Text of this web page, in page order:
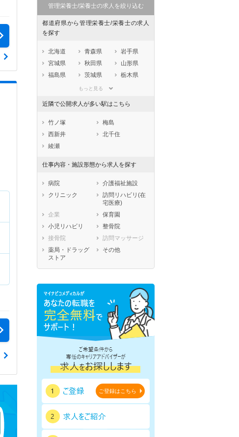
管理栄養士/栄養士の求人を絞り込む
都道府県から管理栄養士/栄養士の求人
を探す
北海道 青森県
岩手県
宮城県
秋田県
山形県
福島県
茨城県
栃木県
埼玉県
石川県
福井県
静岡県
愛知県
滋賀県
鳥取県
島根県
岡山県
広島県
山口県
徳島県
香川県
愛媛県
高知県
長崎県
熊本県
大分県
鹿児島県
沖縄県
もっと見る
近隣で公開求人が多い駅はこちら
竹ノ塚
梅島
西新井
北千住
綾瀬
仕事内容・施設形態から求人を探す
病院
介護福祉施設
クリニック
訪問リハビリ(在
宅医療)
企業
保育園
小児リハビリ
整骨院
接骨院
訪問マッサージ
薬局・ドラッグ
ストア
その他
ご登録はこちら